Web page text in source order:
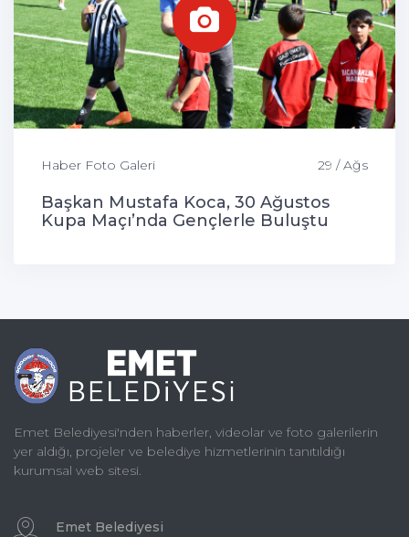
Haber Foto Galeri 29 / Ağs
Başkan Mustafa Koca, 30 Ağustos
Kupa Maçı’nda Gençlerle Buluştu
Emet Belediyesi'nden haberler, videolar ve foto galerilerin
yer aldığı, projeler ve belediye hizmetlerinin tanıtıldığı
kurumsal web sitesi.
Emet Belediyesi